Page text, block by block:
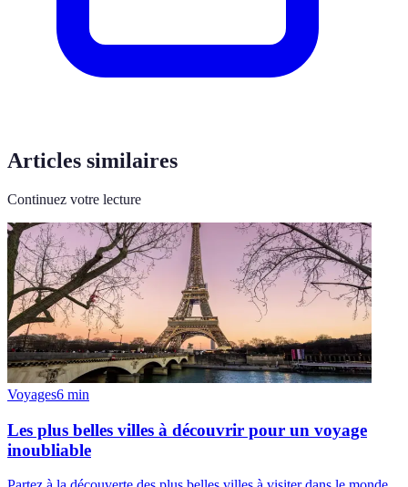
Articles similaires
Continuez votre lecture
Voyages6 min
Les plus belles villes à découvrir pour un voyage
inoubliable